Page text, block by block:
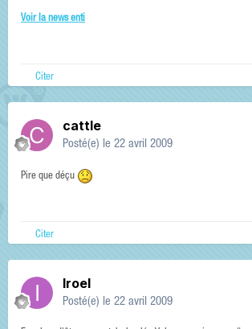
Voir la news enti
Citer
cattle
Posté(e) le 22 avril 2009
Pire que déçu
Citer
Iroel
Posté(e) le 22 avril 2009